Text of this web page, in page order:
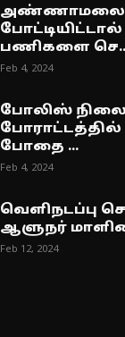
அண்ணாமலை
பணிகளை
Feb 4, 2024
போலிஸ்
போராட்டத்தில்
போதை ...
Feb 4, 2024
வெளிநடப்பு
ஆளுநர்
Feb 12, 2024